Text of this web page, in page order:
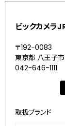
ビックカメラ
〒192-0083
東京都 八王子
042-646-1111
取扱ブランド